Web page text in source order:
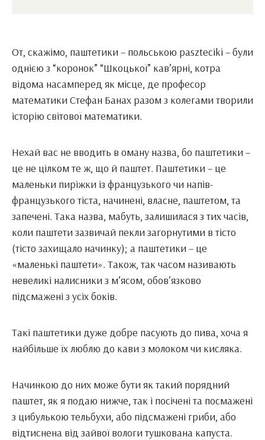
От, скажімо, паштетики – польською paszteciki – були
однією з “коронок” “Шкоцької” кав’ярні, котра
відома насамперед як місце, де професор
математики Стефан Банах разом з колегами творили
історію світової математики.
Нехай вас не вводить в оману назва, бо паштетики –
це не цілком те ж, що й паштет. Паштетики – це
маленьки пиріжки із французького чи напів-
французького тіста, начинені, власне, паштетом, та
запечені. Така назва, мабуть, залишилася з тих часів,
коли паштети зазвичай пекли загорнутими в тісто
(тісто захищало начинку); а паштетики – це
«маленькі паштети». Також, так часом називають
невеликі налисники з м’ясом, обов’язково
підсмажені з усіх боків.
Такі паштетики дуже добре пасують до пива, хоча я
найбільше їх люблю до кави з молоком чи кисляка.
Начинкою до них може бути як такий порядний
паштет, як я подаю нижче, так і посічені та посмажені
з цибулькою тельбухи, або підсмажені гриби, або
відтиснена від зайвої вологи тушкована капуста.